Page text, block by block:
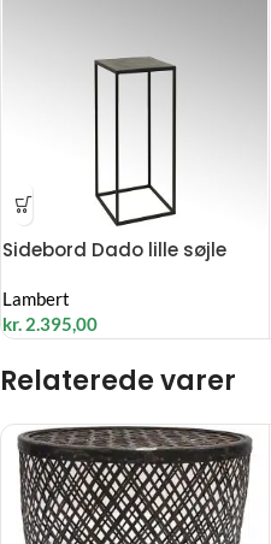
Sidebord Dado lille søjle
Lambert
kr. 2.395,00
Relaterede varer